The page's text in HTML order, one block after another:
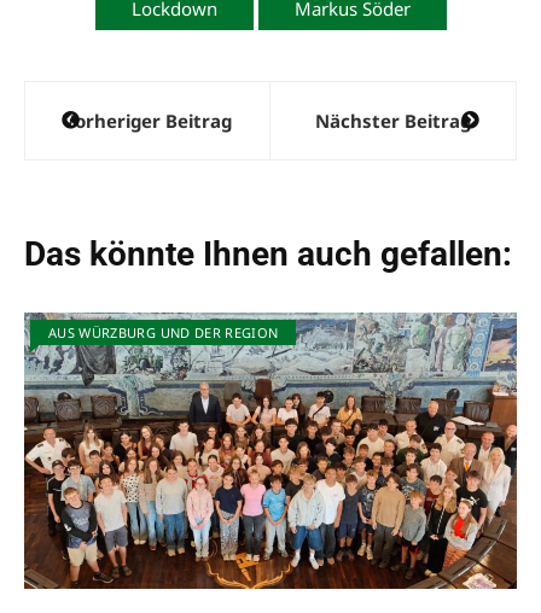
Lockdown Markus Söder
Beitragsnavigation
Vorheriger Beitrag Nächster Beitrag
Das könnte Ihnen auch gefallen:
AUS WÜRZBURG UND DER REGION